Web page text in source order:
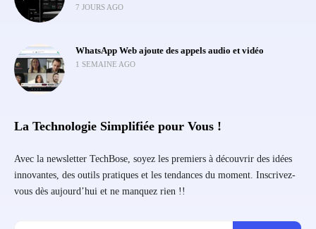
7 JOURS AGO
WhatsApp Web ajoute des appels audio et vidéo
1 SEMAINE AGO
La Technologie Simplifiée pour Vous !
Avec la newsletter TechBose, soyez les premiers à découvrir des idées
innovantes, des outils pratiques et les tendances du moment. Inscrivez-
vous dès aujourd’hui et ne manquez rien !!